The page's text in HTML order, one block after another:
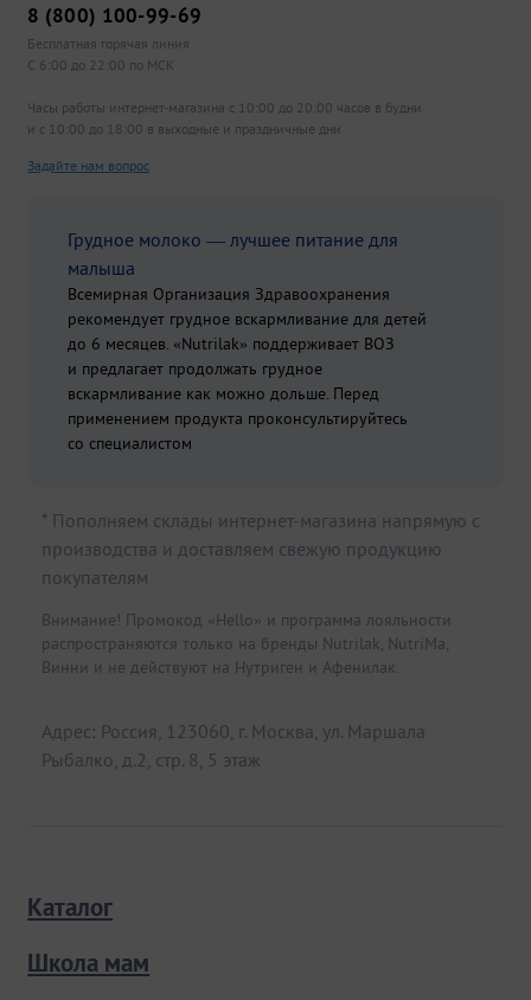
8 (800) 100-99-69
Бесплатная горячая линия
С 6:00 до 22:00 по МСК
Часы работы интернет-магазина с 10:00 до 20:00 часов в будни
и с 10:00 до 18:00 в выходные и праздничные дни
Задайте нам вопрос
Грудное молоко — лучшее питание для
малыша
Всемирная Организация Здравоохранения
рекомендует грудное вскармливание для детей
до 6 месяцев. «Nutrilak» поддерживает ВОЗ
и предлагает продолжать грудное
вскармливание как можно дольше. Перед
применением продукта проконсультируйтесь
со специалистом
* Пополняем склады интернет-магазина напрямую с
производства и доставляем свежую продукцию
покупателям
Внимание! Промокод «Hello» и программа лояльности
распространяются только на бренды Nutrilak, NutriMa,
Винни и не действуют на Нутриген и Афенилак.
Адрес: Россия, 123060, г. Москва, ул. Маршала
Рыбалко, д.2, стр. 8, 5 этаж
Каталог
Школа мам